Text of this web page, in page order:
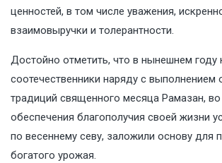
ценностей, в том числе уважения,
взаимовыручки и толерантности.
Достойно отметить, что в нынешнем году
соотечественники наряду с выполнением
традиций священного месяца Рамазан,
обеспечения благополучия своей жизни
по весеннему севу, заложили основу для
богатого урожая.